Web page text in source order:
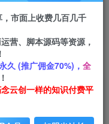
APP下载
GO
+涨粉)，免费看
市面上收费几百几千
营、脚本源码等资源，
久 (推广佣金70%)， 全
云创一样的知识付费平